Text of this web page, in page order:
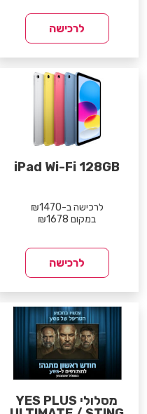
לרכישה
iPad Wi-Fi 128GB
לרכישה ב-₪1470
במקום ₪1678
לרכישה
מסלולי YES PLUS